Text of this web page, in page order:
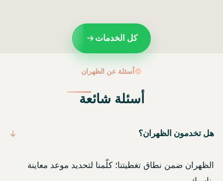
كل الخدمات
أسئلة عن الظهران
أسئلة شائعة
هل تخدمون الظهران؟
الظهران ضمن نطاق تغطيتنا؛ كلّمنا لتحديد موعد معاينة